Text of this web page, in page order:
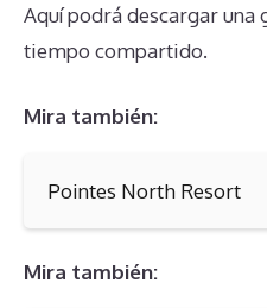
Aquí podrá descargar una
tiempo compartido.
Mira también:
Pointes North Resort
Mira también: